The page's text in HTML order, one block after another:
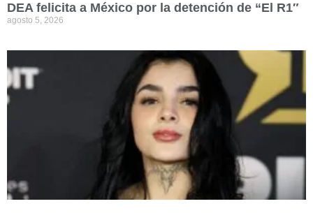
DEA felicita a México por la detención de “El R1″
agosto 5, 2026